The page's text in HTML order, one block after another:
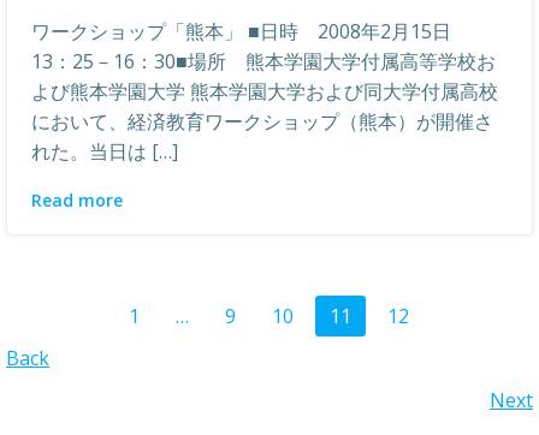
ワークショップ「熊本」 ■日時 2008年2月15日
13：25－16：30■場所 熊本学園大学付属高等学校お
よび熊本学園大学 熊本学園大学および同大学付属高校
において、経済教育ワークショップ（熊本）が開催さ
れた。当日は […]
Read more
Posts
Back
navigation
Page
1 … Page
9 Page
10 Page
11 Page
12
Next